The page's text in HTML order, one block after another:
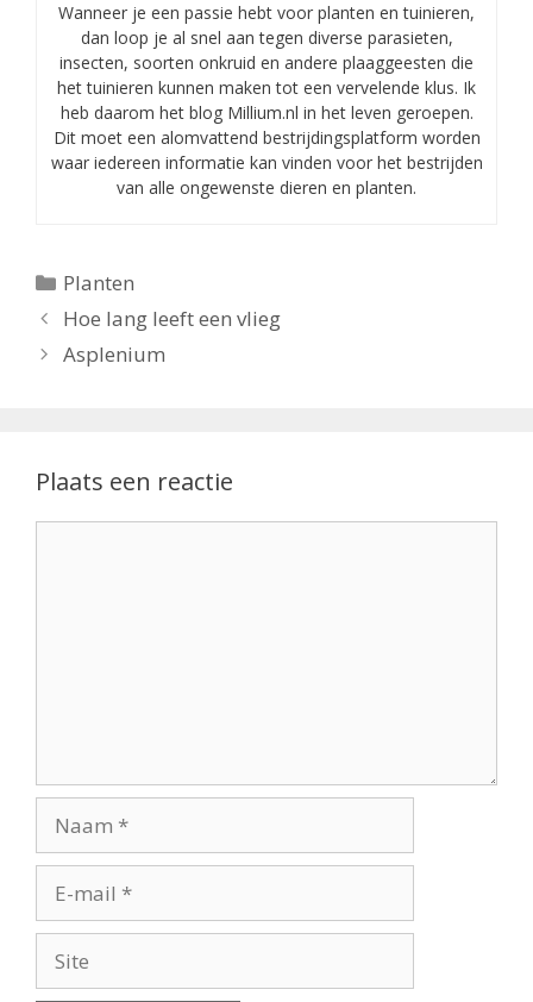
Wanneer je een passie hebt voor planten en tuinieren,
dan loop je al snel aan tegen diverse parasieten,
insecten, soorten onkruid en andere plaaggeesten die
het tuinieren kunnen maken tot een vervelende klus. Ik
heb daarom het blog Millium.nl in het leven geroepen.
Dit moet een alomvattend bestrijdingsplatform worden
waar iedereen informatie kan vinden voor het bestrijden
van alle ongewenste dieren en planten.
Categorieën
Planten
Hoe lang leeft een vlieg
Asplenium
Plaats een reactie
mail